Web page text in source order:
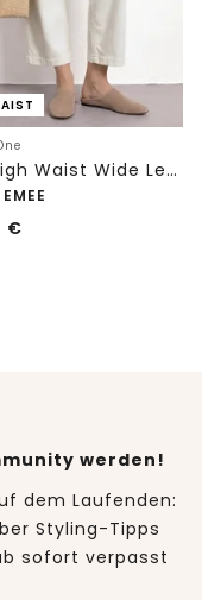
7/8 High Waist Wide Leg Jeans im Loose Fit
€
werden!
dem Laufenden:
Styling-Tipps
sofort verpasst